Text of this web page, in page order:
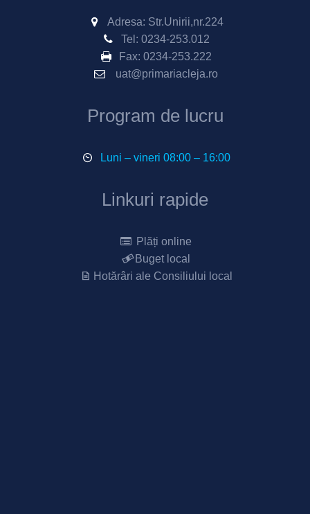
Adresa: Str.Unirii,nr.224
Tel: 0234-253.012
Fax: 0234-253.222
uat@primariacleja.ro
Program de lucru
Luni – vineri 08:00 – 16:00
Linkuri rapide
Plăți online
Buget local
Hotărâri ale Consiliului local